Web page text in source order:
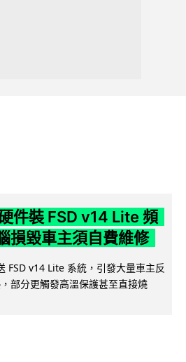
件裝 FSD v14 Lite 頻
損毀車主須自費維修
FSD v14 Lite 系統，引發大量車主反
部分更觸發高溫保護甚至直接燒